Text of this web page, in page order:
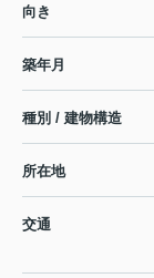
向き
築年月
種別 / 建物構造
所在地
交通